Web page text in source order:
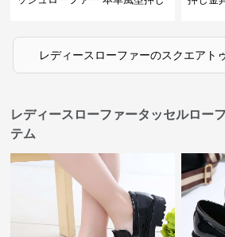
レディースローファーのスクエアト
レディースローファータッセルロー
テム